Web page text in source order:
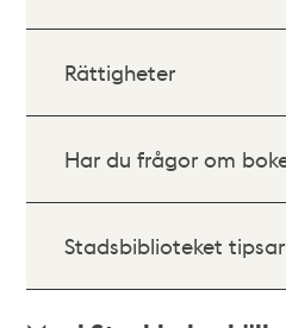
Rättigheter
Har du frågor om
Stadsbiblioteket tipsar